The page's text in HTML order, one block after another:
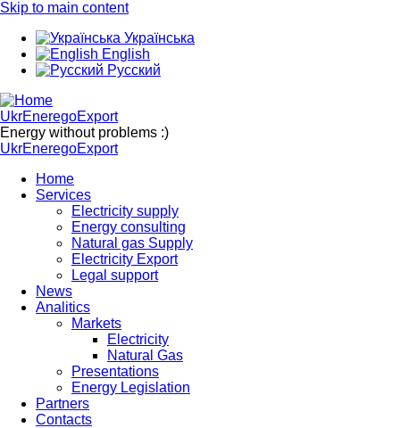
Skip to main content
Українська
English
Русский
UkrEneregoExport
Energy without problems :)
UkrEneregoExport
Home
Services
Electricity supply
Energy consulting
Natural gas Supply
Electricity Export
Legal support
News
Analitics
Markets
Electricity
Natural Gas
Presentations
Energy Legislation
Partners
Contacts